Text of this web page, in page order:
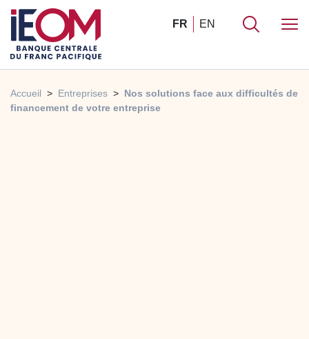
FR EN
Accueil Entreprises
Nos solutions face aux difficultés de
financement de votre entreprise